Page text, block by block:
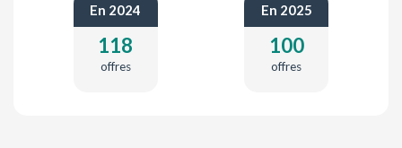
En 2024
118
offres
En 2025
100
offres